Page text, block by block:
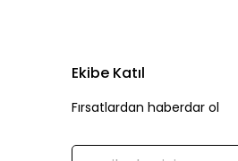
Ekibe Katıl
Fırsatlardan haberdar ol